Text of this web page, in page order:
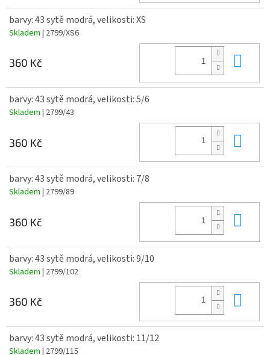
barvy: 43 sytě modrá, velikosti: XS
Skladem | 2799/XS6
360 Kč
barvy: 43 sytě modrá, velikosti: 5/6
Skladem | 2799/43
360 Kč
barvy: 43 sytě modrá, velikosti: 7/8
Skladem | 2799/89
360 Kč
barvy: 43 sytě modrá, velikosti: 9/10
Skladem | 2799/102
360 Kč
barvy: 43 sytě modrá, velikosti: 11/12
Skladem | 2799/115